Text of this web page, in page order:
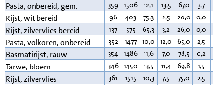
Pasta, onbereid, gem. 359 1506 12,1 13,5 67,0 3,7
Rijst, wit bereid 96 403 75,3 2,5 20,0 0,0
Rijst, zilvervlies bereid 137 575 65,3 3,2 26,0 0,0
Pasta, volkoren, onbereid 352 1477 10,0 12,0 65,0 2,5
Basmatirijst, rauw 354 1486 11,6 7,0 78,5 0,2
Tarwe, bloem 346 1450 13,5 11,4 69,8 1,5
Rijst, zilvervlies 361 1515 10,3 7,5 75,0 2,5